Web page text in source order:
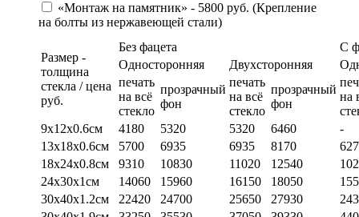
«Монтаж на памятник» - 5800 руб. (Крепление
на болты из нержавеющей стали)
Размер -
толщина
стекла / цена
руб.
Без фацета
С
Односторонняя
Двухсторонняя
печать
на всё
стекло
прозрачный
фон
печать
на всё
стекло
прозрачный
фон
на
9х12х0.6см
4180 5320 5320 6460
-
13х18х0.6см
5700 6935 6935 8170
18х24х0.8см
9310 10830 11020 12540
24х30х1см
14060 15960 16150 18050
30х40х1.2см
22420 24700 25650 27930